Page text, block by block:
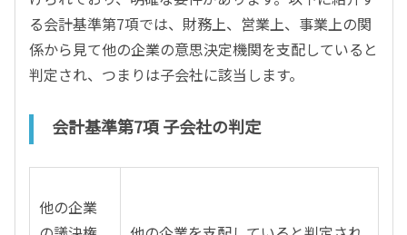
る会計基準第7項では、財務上、営業上、事業上の関
係から見て他の企業の意思決定機関を支配していると
判定され、つまりは子会社に該当します。
会計基準第7項 子会社の判定
他の企業